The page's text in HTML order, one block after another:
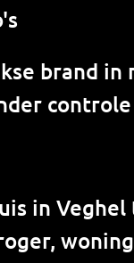
brand in
controle
in